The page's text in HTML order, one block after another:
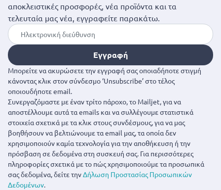
αποκλειστικές προσφορές, νέα προϊόντα και τα
τελευταία μας νέα, εγγραφείτε παρακάτω.
Εγγραφή
Μπορείτε να ακυρώσετε την εγγραφή σας οποιαδήποτε στιγμή
κάνοντας κλικ στον σύνδεσμο ‘Unsubscribe’ στο τέλος
οποιουδήποτε email.
Συνεργαζόμαστε με έναν τρίτο πάροχο, το Mailjet, για να
αποστέλλουμε αυτά τα emails και να συλλέγουμε στατιστικά
στοιχεία σχετικά με τα κλικ στους συνδέσμους, για να μας
βοηθήσουν να βελτιώνουμε τα email μας, τα οποία δεν
χρησιμοποιούν καμία τεχνολογία για την αποθήκευση ή την
πρόσβαση σε δεδομένα στη συσκευή σας. Για περισσότερες
πληροφορίες σχετικά με το πώς χρησιμοποιούμε τα προσωπικά
σας δεδομένα, δείτε τηνΔήλωση Προστασίας Προσωπικών
Δεδομένων.